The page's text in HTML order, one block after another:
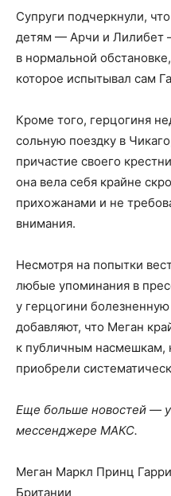
Супруги подчеркнули,
детям — Арчи и Лилибет
в нормальной
которое испытывал сам
Кроме того, герцогиня
сольную поездку в
причастие своего
она вела себя крайне
прихожанами и не
внимания.
Несмотря на попытки
любые упоминания в
у герцогини
добавляют, что Меган
к публичным насмешкам,
приобрели
Еще больше новостей — у
мессенджере МАКС.
Меган Маркл Принц
Британии